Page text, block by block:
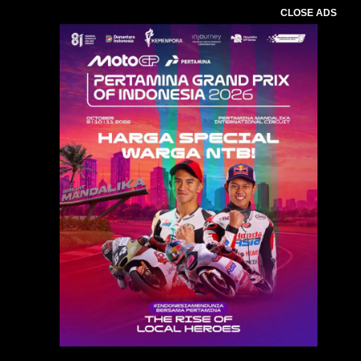
CLOSE ADS
Baca Juga : ITDC Kerjasama PT Nora Tania